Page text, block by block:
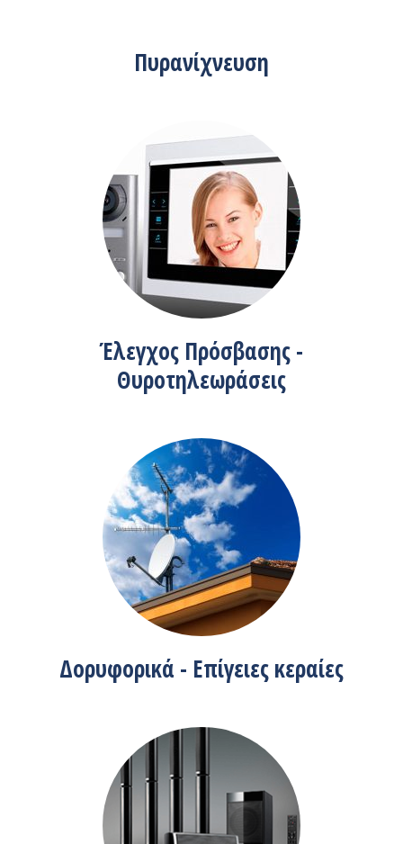
Πυρανίχνευση
Έλεγχος Πρόσβασης -
Θυροτηλεωράσεις
Δορυφορικά - Επίγειες κεραίες